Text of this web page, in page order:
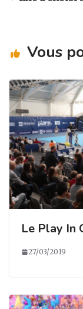
m o
Vous
Le Play In
27/03/2019